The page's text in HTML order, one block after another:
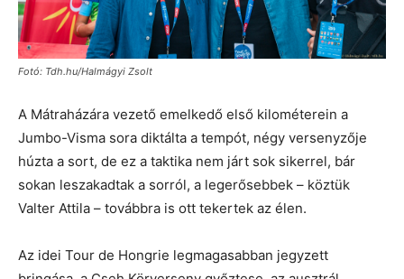
Fotó: Tdh.hu/Halmágyi Zsolt
A Mátraházára vezető emelkedő első kilométerein a
Jumbo-Visma sora diktálta a tempót, négy versenyzője
húzta a sort, de ez a taktika nem járt sok sikerrel, bár
sokan leszakadtak a sorról, a legerősebbek – köztük
Valter Attila – továbbra is ott tekertek az élen.
Az idei Tour de Hongrie legmagasabban jegyzett